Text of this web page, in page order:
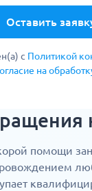
Оставить
с Политикой
на
помощи